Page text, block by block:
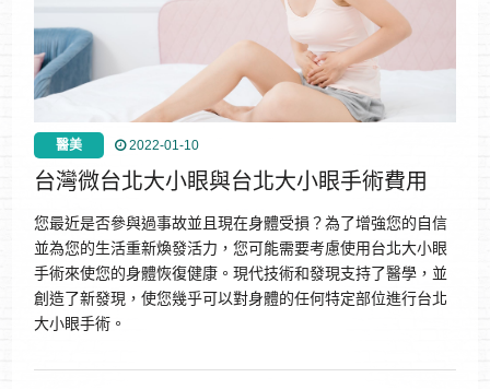
醫美 2022-01-10
台灣微台北大小眼與台北大小眼手術費用
您最近是否參與過事故並且現在身體受損？為了增強您的自信
並為您的生活重新煥發活力，您可能需要考慮使用台北大小眼
手術來使您的身體恢復健康。現代技術和發現支持了醫學，並
創造了新發現，使您幾乎可以對身體的任何特定部位進行台北
大小眼手術。